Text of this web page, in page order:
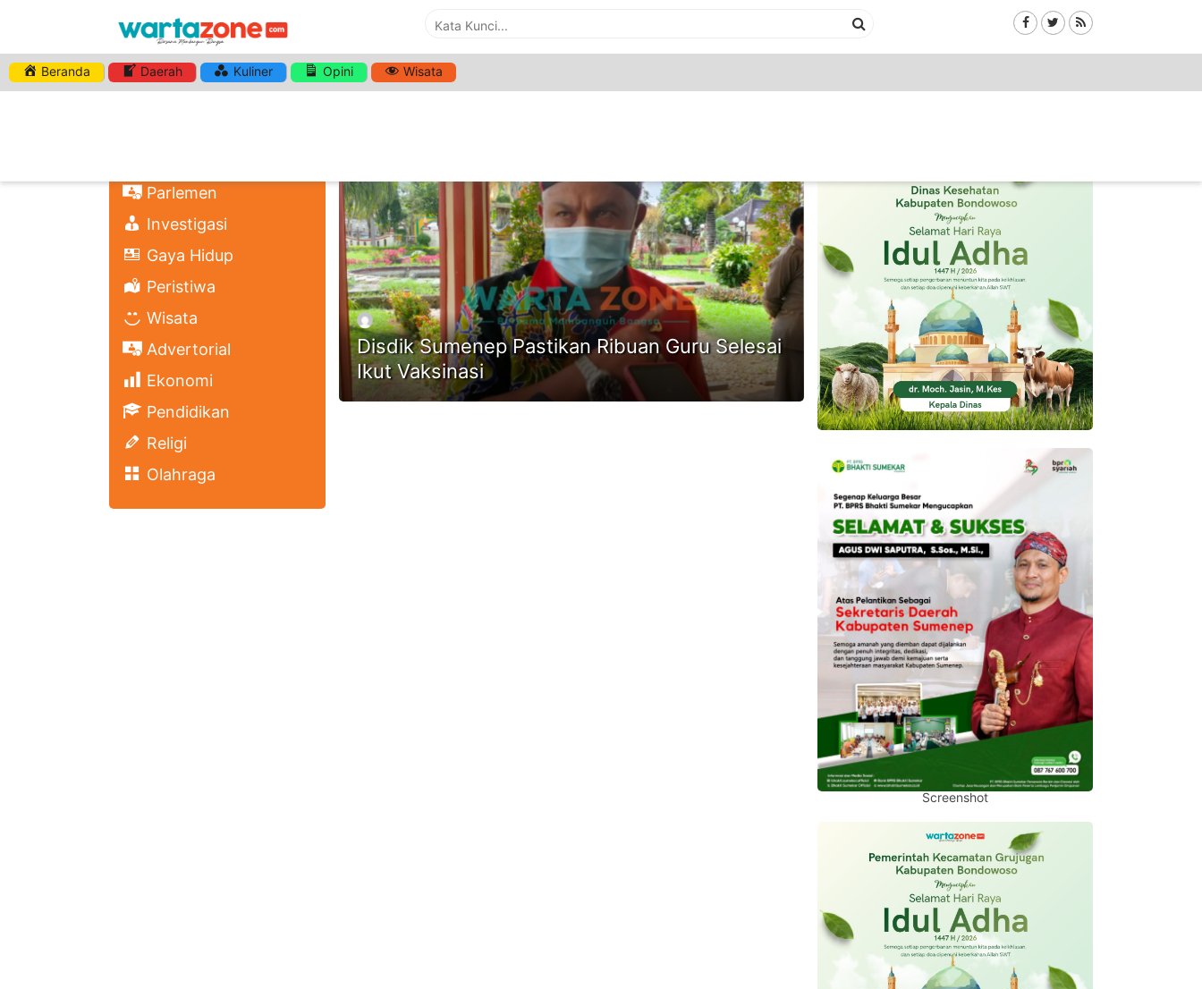
Beranda Daerah Kuliner Opini Wisata
Parlemen
Investigasi
Gaya Hidup
Peristiwa
Wisata
Advertorial
Ekonomi
Pendidikan
Religi
Olahraga
HASHTAG:PASTIKAN RIBUAN GURU SELESAI IKUT VAKSINASI
Disdik Sumenep Pastikan Ribuan Guru Selesai
Ikut Vaksinasi
Screenshot